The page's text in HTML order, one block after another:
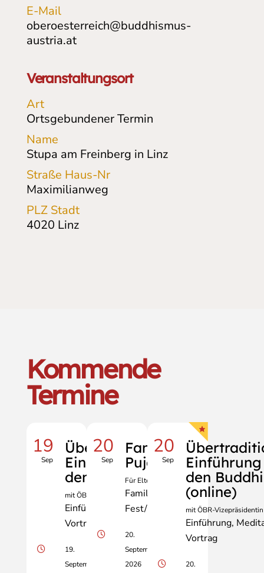
E-Mail
oberoesterreich@buddhismus-
austria.at
Veranstaltungsort
Art
Ortsgebundener Termin
Name
Stupa am Freinberg in Linz
Straße Haus-Nr
Maximilianweg
PLZ Stadt
4020 Linz
Kommende
Termine
19
Sep
Übertraditionelle
Einführung in
den Buddhismus
mit ÖBR-Vizepräsidentin Erika Erber
Einführung
Meditation
Vortrag
19.
September
20
Sep
Familien-
Puja
Für Eltern und Kinder
Familie
Fest/Zeremonie
20.
September
2026
20
Sep
den
(online)
mit ÖBR-
Einführung
Vortrag
20.